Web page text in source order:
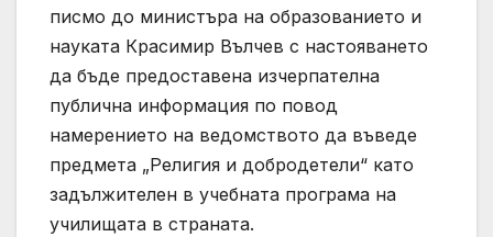
писмо до министъра на образованието и
науката Красимир Вълчев с настояването
да бъде предоставена изчерпателна
публична информация по повод
намерението на ведомството да въведе
предмета „Религия и добродетели“ като
задължителен в учебната програма на
училищата в страната.